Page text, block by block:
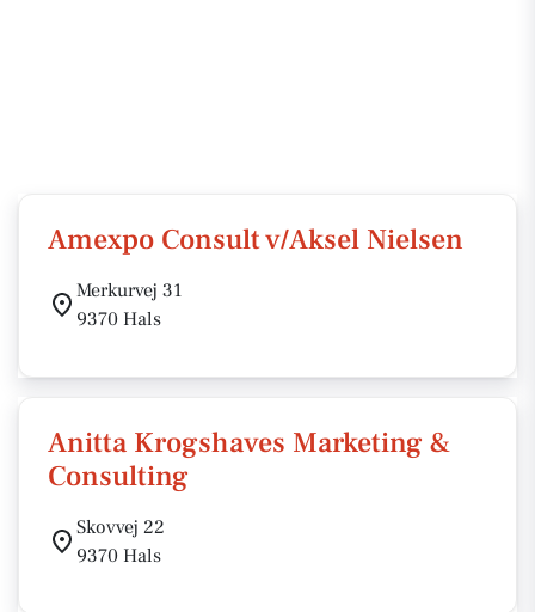
Amexpo Consult v/Aksel Nielsen
Merkurvej 31
9370 Hals
Anitta Krogshaves Marketing &
Consulting
Skovvej 22
9370 Hals